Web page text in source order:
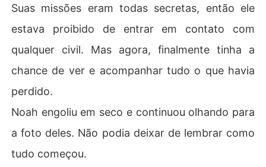
Suas missões eram todas secretas, então ele
estava proibido de entrar em contato com
qualquer civil. Mas agora, finalmente tinha a
chance de ver e acompanhar tudo o que havia
perdido.
Noah engoliu em seco e continuou olhando para
a foto deles. Não podia deixar de lembrar como
tudo começou.